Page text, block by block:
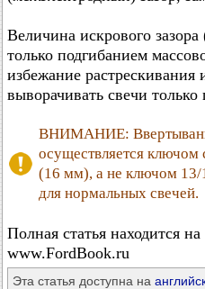
Величина искрового
только подгибанием
избежание
выворачивать свечи
ВНИМАНИЕ:
осуществляется ключом
(16 мм), а не ключом
для нормальных свечей.
Полная статья находится
www.FordBook.ru
Эта статья доступна на